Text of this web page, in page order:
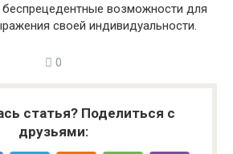
беспрецедентные возможности для
своей индивидуальности.
0
статья? Поделиться с
друзьями: